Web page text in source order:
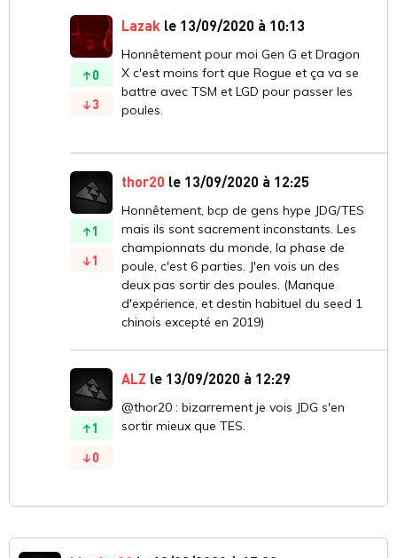
0
3
Lazak le 13/09/2020 à 10:13
Honnêtement pour moi Gen G et Dragon
X c'est moins fort que Rogue et ça va se
battre avec TSM et LGD pour passer les
poules.
1
1
thor20 le 13/09/2020 à 12:25
Honnêtement, bcp de gens hype JDG/TES
mais ils sont sacrement inconstants. Les
championnats du monde, la phase de
poule, c'est 6 parties. J'en vois un des
deux pas sortir des poules. (Manque
d'expérience, et destin habituel du seed 1
chinois excepté en 2019)
1
0
ALZ le 13/09/2020 à 12:29
@thor20 : bizarrement je vois JDG s'en
sortir mieux que TES.